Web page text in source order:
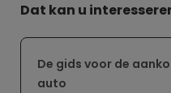
Dat kan u
De gids voor de
auto